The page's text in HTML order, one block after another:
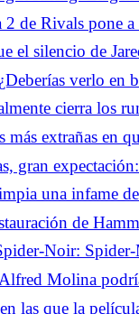
tratamiento de los
de Rivals pone a
y al centro
el silencio de
Universe no es
verlo en
cierra los
más extrañas en
intentaron
gran
la estrategia de
una infame
de
Lee
Noir:
Molina
pero realmente
las que la